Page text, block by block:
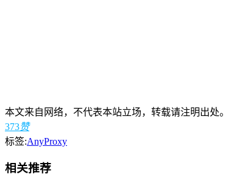
本文来自网络，不代表本站立场，转载请注明出处。
373赞
标签:AnyProxy
相关推荐